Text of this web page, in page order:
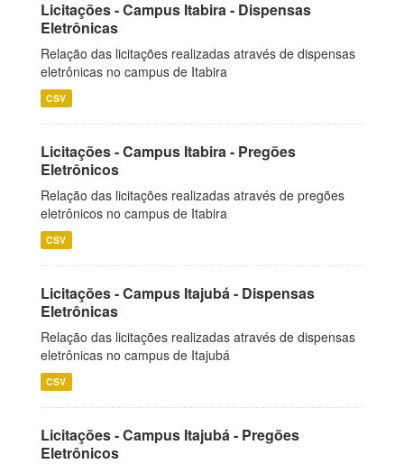
Licitações - Campus Itabira - Dispensas
Eletrônicas
Relação das licitações realizadas através de dispensas
eletrônicas no campus de Itabira
CSV
Licitações - Campus Itabira - Pregões
Eletrônicos
Relação das licitações realizadas através de pregões
eletrônicos no campus de Itabira
CSV
Licitações - Campus Itajubá - Dispensas
Eletrônicas
Relação das licitações realizadas através de dispensas
eletrônicas no campus de Itajubá
CSV
Licitações - Campus Itajubá - Pregões
Eletrônicos